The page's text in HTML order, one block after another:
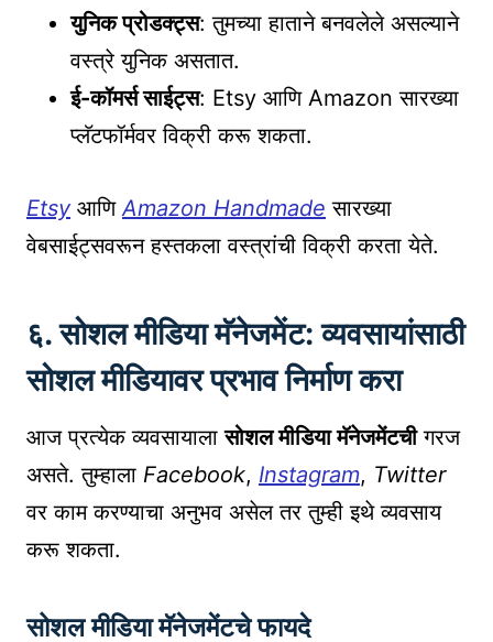
युनिक प्रोडक्ट्स: तुमच्या हाताने बनवलेले असल्याने
वस्त्रे युनिक असतात.
ई-कॉमर्स साईट्स: Etsy आणि Amazon सारख्या
प्लॅटफॉर्मवर विक्री करू शकता.
Etsyआणि Amazon Handmade सारख्या
वेबसाईट्सवरून हस्तकला वस्त्रांची विक्री करता येते.
६. सोशल मीडिया मॅनेजमेंट: व्यवसायांसाठी
सोशल मीडियावर प्रभाव निर्माण करा
आज प्रत्येक व्यवसायालासोशल मीडिया मॅनेजमेंटचीगरज
असते. तुम्हाला Facebook, Instagram, Twitter
वर काम करण्याचा अनुभव असेल तर तुम्ही इथे व्यवसाय
करू शकता.
सोशल मीडिया मॅनेजमेंटचे फायदे